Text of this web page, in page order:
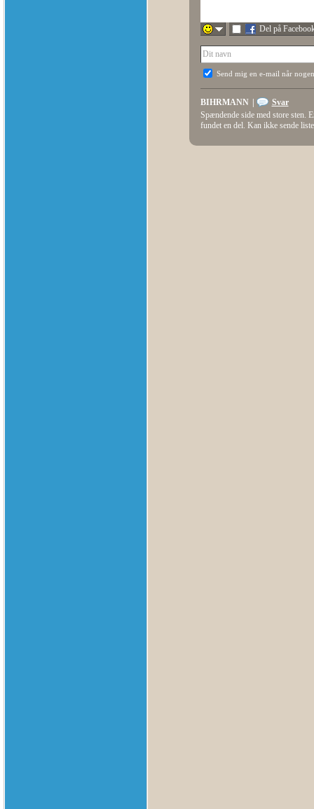
Del på
Send mig en e-mail når
BIHRMANN
Svar
Spændende side med store sten.
fundet en del. Kan ikke sende